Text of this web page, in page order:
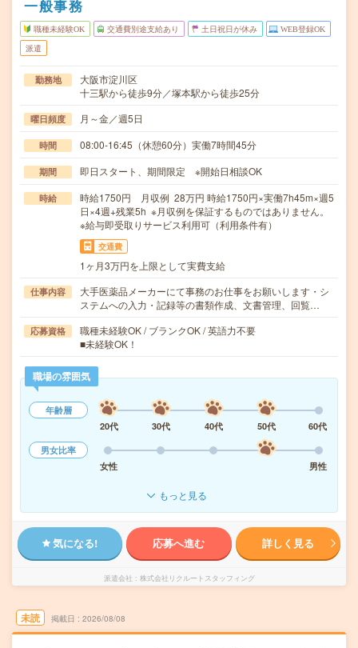
一般事務
職種未経験OK 交通費別途支給あり 土日祝日が休み WEB登録OK
派遣
勤務地
大阪市淀川区
十三駅から徒歩9分／塚本駅から徒歩25分
曜日頻度 月～金／週5日
時間 08:00-16:45（休憩60分）実働7時間45分
期間 即日スタート、期間限定 ※開始日相談OK
時給
時給1750円 月収例 28万円 時給1750円×実働7h45m×週5
日×4週+残業5h ※月収例を保証するものではありません。
※給与即受取りサービス利用可（利用条件有）
交通費
1ヶ月3万円を上限として実費支給
仕事内容
大手医薬品メーカーにて事務のお仕事をお願いします・シ
ステムへの入力・記録等の書類作成、文書管理、回覧…
応募資格
職種未経験OK / ブランクOK / 英語力不要
■未経験OK！
職場の雰囲気
年齢層
20代
30代 40代 50代
60代
男女比率
女性
男性
もっと見る
気になる! 応募へ進む 詳しく見る
派遣会社 株式会社リクルートスタッフィング
未読 掲載日 2026/08/08